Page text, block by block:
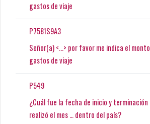
gastos de viaje
P7581S9A3
Señor(a) <...> por favor me indica el
gastos de viaje
P549
¿Cuál fue la fecha de inicio y terminación
realizó el mes … dentro del país?